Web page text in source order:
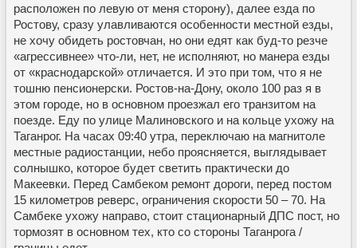
расположен по левую от меня сторону), далее езда по
Ростову, сразу улавливаются особенности местной езды,
не хочу обидеть ростовчан, но они едят как буд-то резче
«агрессивнее» что-ли, нет, не исполняют, но манера езды
от «краснодарской» отличается. И это при том, что я не
тошню пенсионерски. Ростов-на-Дону, около 100 раз я в
этом городе, но в основном проезжал его транзитом на
поезде. Еду по улице Малиновского и на кольце ухожу на
Таганрог. На часах 09:40 утра, переключаю на магнитоле
местные радиостанции, небо проясняется, выглядывает
солнышко, которое будет светить практически до
Макеевки. Перед Самбеком ремонт дороги, перед постом
15 километров реверс, ограничения скорости 50 – 70. На
Самбеке ухожу направо, стоит стационарный ДПС пост, но
тормозят в основном тех, кто со стороны Таганрога /